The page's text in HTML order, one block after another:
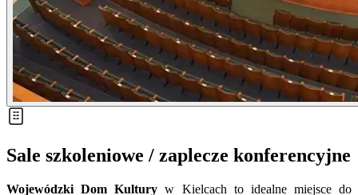
Sale szkoleniowe / zaplecze konferencyjne
Wojewódzki Dom Kultury w Kielcach to idealne miejsce do